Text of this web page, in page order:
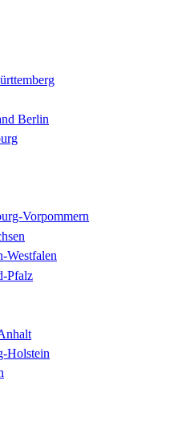
Berlin
Vorpommern
Westfalen
Pfalz
Holstein